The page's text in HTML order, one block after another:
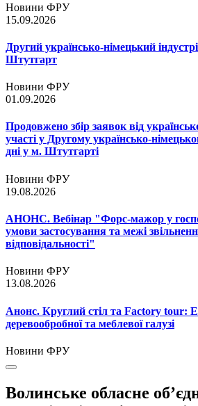
Новини ФРУ
15.09.2026
Другий українсько-німецький
Штутгарт
Новини ФРУ
01.09.2026
Продовжено збір заявок від
участі у Другому українсько-
дні у м. Штутгарті
Новини ФРУ
19.08.2026
АНОНС. Вебінар "Форс-мажор у
умови застосування та межі
відповідальності"
Новини ФРУ
13.08.2026
Анонс. Круглий стіл та Factory tour:
деревообробної та меблевої галузі
Новини ФРУ
Волинське обласне